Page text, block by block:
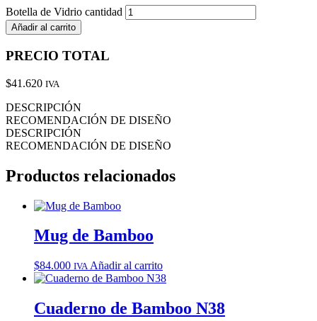
Botella de Vidrio cantidad
Añadir al carrito
PRECIO TOTAL
$41.620 IVA
DESCRIPCIÓN
RECOMENDACIÓN DE DISEÑO
DESCRIPCIÓN
RECOMENDACIÓN DE DISEÑO
Productos relacionados
Mug de Bamboo
$84.000 IVA Añadir al carrito
Cuaderno de Bamboo N38